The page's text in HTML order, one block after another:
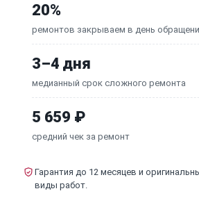
20%
ремонтов закрываем в день
3–4 дня
медианный срок сложного ремонта
5 659 ₽
средний чек за ремонт
Гарантия до 12 месяцев и
виды работ.